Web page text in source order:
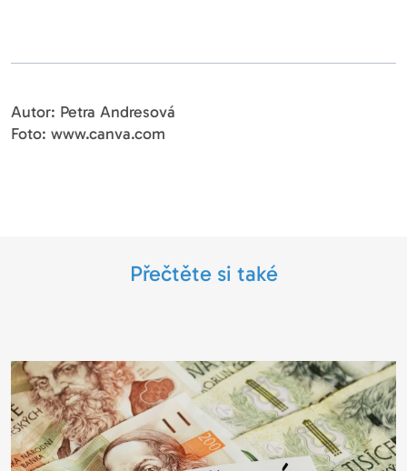
Autor: Petra Andresová
Foto: www.canva.com
Přečtěte si také